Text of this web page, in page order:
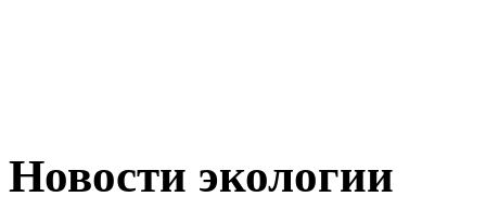
Новости экологии